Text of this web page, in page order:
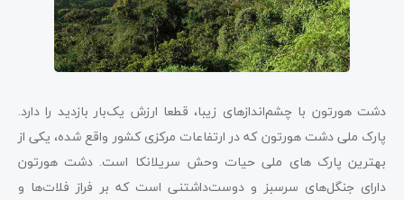
دشت هورتون با چشم‌اندازهای زیبا، قطعا ارزش یک‌بار بازدید را دارد.
پارک ملی دشت هورتون که در ارتفاعات مرکزی کشور واقع شده، یکی از
بهترین پارک های ملی حیات وحش سریلانکا است. دشت هورتون
دارای جنگل‌های سرسبز و دوست‌داشتنی است که بر فراز فلات‌ها و